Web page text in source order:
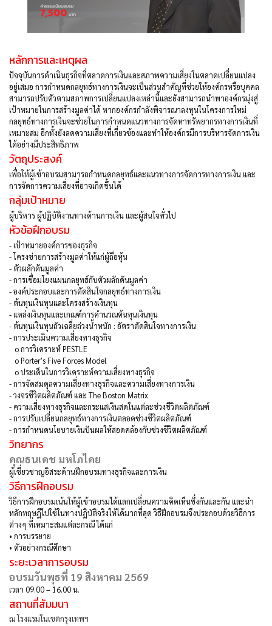
หลักการและเหตุผล
ปัจจุบันการดำเนินธุรกิจที่ตลาดการเงินและสภาพความเสี่ยงในตลาดเปลี่ยนแปลง
อยู่เสมอ การกำหนดกลยุทธ์ทางการเงินจะเป็นส่วนสำคัญที่ช่วยให้องค์กรหรือบุคคล
สามารถปรับตัวตามสภาพการเปลี่ยนแปลงเหล่านี้และยังสามารถนำพาองค์กรมุ่งสู่
เป้าหมายในการสร้างมูลค่าได้ หากองค์กรกำลังพิจารณาลงทุนในโครงการใหม่
กลยุทธ์ทางการเงินจะช่วยในการกำหนดแนวทางการจัดหาทรัพยากรทางการเงินที่
เหมาะสม อีกทั้งยังลดความเสี่ยงที่เกี่ยวข้องและทำให้องค์กรมีการบริหารจัดการเงิน
ได้อย่างมีประสิทธิภาพ
วัตถุประสงค์
เพื่อให้ผู้เข้าอบรมสามารถกำหนดกลยุทธ์และแนวทางการจัดการทางการเงิน และ
การจัดการความเสี่ยงที่อาจเกิดขึ้นได้
กลุ่มเป้าหมาย
ผู้บริหาร ผู้ปฏิบัติงานทางด้านการเงิน และผู้สนใจทั่วไป
หัวข้อฝึกอบรม
-เป้าหมายองค์การของธุรกิจ
-โครงข่ายการสร้างมูลค่าให้แก่ผู้ถือหุ้น
- ตัวผลักดันมูลค่า
-การเชื่อมโยงแผนกลยุทธ์กับตัวผลักดันมูลค่า
-องค์ประกอบและการตัดสินใจกลยุทธ์ทางการเงิน
- ต้นทุนเงินทุนและโครงสร้างเงินทุน
-แหล่งเงินทุนและเกณฑ์การคำนวณต้นทุนเงินทุน
- ต้นทุนเงินทุนถัวเฉลี่ยถ่วงน้ำหนัก : อัตราตัดสินใจทางการเงิน
-การประเมินความเสี่ยงทางธุรกิจ
oการวิเคราะห์ PESTLE
oPorter’s Five Forces Model
oประเด็นในการวิเคราะห์ความเสี่ยงทางธุรกิจ
-การจัดสมดุลความเสี่ยงทางธุรกิจและความเสี่ยงทางการเงิน
-วงจรชีวิตผลิตภัณฑ์ และ The Boston Matrix
- ความเสี่ยงทางธุรกิจและกระแสเงินสดในแต่ละช่วงชีวิตผลิตภัณฑ์
-การปรับเปลี่ยนกลยุทธ์ทางการเงินตลอดช่วงชีวิตผลิตภัณฑ์
-การกำหนดนโยบายเงินปันผลให้สอดคล้องกับช่วงชีวิตผลิตภัณฑ์
วิทยากร
คุณธนเดช มหโภไคย
ผู้เชี่ยวชาญอิสระด้านฝึกอบรมทางธุรกิจและการเงิน
วิธีการฝึกอบรม
วิธีการฝึกอบรมเน้นให้ผู้เข้าอบรมได้แลกเปลี่ยนความคิดเห็นซึ่งกันและกัน และนำ
หลักทฤษฎีไปใช้ในทางปฏิบัติจริงให้ได้มากที่สุด วิธีฝึกอบรมจึงประกอบด้วยวิธีการ
ต่างๆ ที่เหมาะสมแต่ละกรณี ได้แก่
• การบรรยาย
• ตัวอย่างกรณีศึกษา
ระยะเวลาการอบรม
อบรมวันพุธที่ 19 สิงหาคม 2569
เวลา 09.00 – 16.00 น.
สถานที่สัมมนา
ณ โรงแรมในเขตกรุงเทพฯ